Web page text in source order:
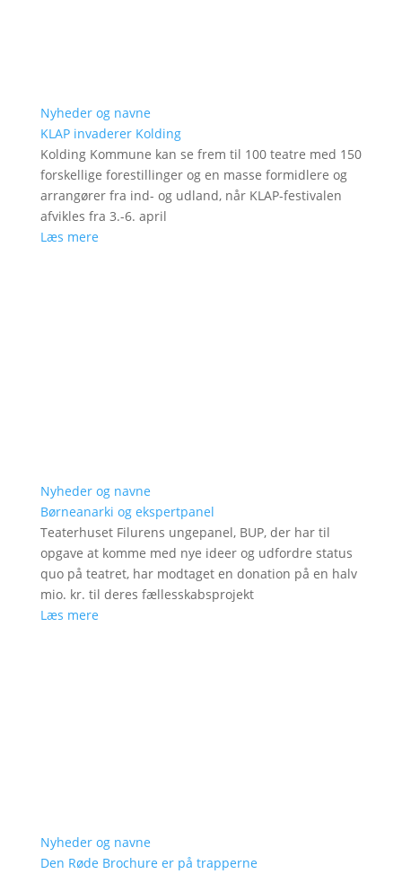
Nyheder og navne
KLAP invaderer Kolding
Kolding Kommune kan se frem til 100 teatre med 150
forskellige forestillinger og en masse formidlere og
arrangører fra ind- og udland, når KLAP-festivalen
afvikles fra 3.-6. april
Læs mere
Nyheder og navne
Børneanarki og ekspertpanel
Teaterhuset Filurens ungepanel, BUP, der har til
opgave at komme med nye ideer og udfordre status
quo på teatret, har modtaget en donation på en halv
mio. kr. til deres fællesskabsprojekt
Læs mere
Nyheder og navne
Den Røde Brochure er på trapperne